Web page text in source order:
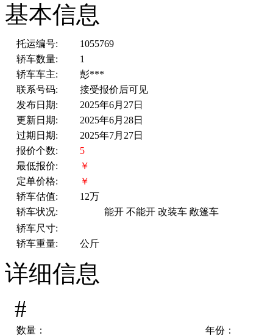
基本信息
托运编号:
1055769
轿车数量:
1
轿车车主:
彭***
联系号码:
接受报价后可见
发布日期:
2025年6月27日
更新日期:
2025年6月28日
过期日期:
2025年7月27日
报价个数:
5
最低报价:
￥
定单价格:
￥
轿车估值:
12万
轿车状况:
能开 不能开 改装车 敞篷车
轿车尺寸:
轿车重量:
公斤
详细信息
#
数量： 年份：